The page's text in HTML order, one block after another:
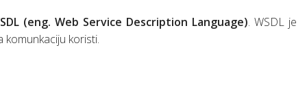
(eng. Web Service Description Language). WSDL je
koristi.